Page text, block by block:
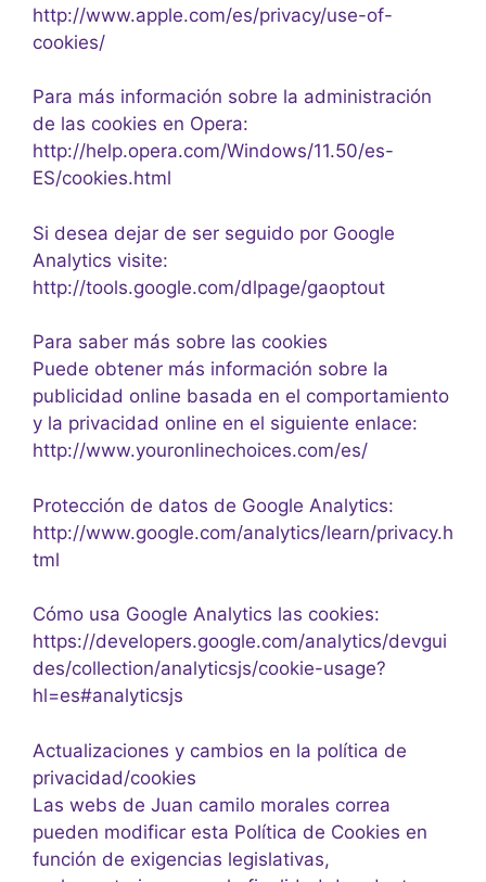
http://www.apple.com/es/privacy/use-of-
cookies/
Para más información sobre la administración
de las cookies en Opera:
http://help.opera.com/Windows/11.50/es-
ES/cookies.html
Si desea dejar de ser seguido por Google
Analytics visite:
http://tools.google.com/dlpage/gaoptout
Para saber más sobre las cookies
Puede obtener más información sobre la
publicidad online basada en el comportamiento
y la privacidad online en el siguiente enlace:
http://www.youronlinechoices.com/es/
Protección de datos de Google Analytics:
http://www.google.com/analytics/learn/privacy.h
tml
Cómo usa Google Analytics las cookies:
https://developers.google.com/analytics/devgui
des/collection/analyticsjs/cookie-usage?
hl=es#analyticsjs
Actualizaciones y cambios en la política de
privacidad/cookies
Las webs de Juan camilo morales correa
pueden modificar esta Política de Cookies en
función de exigencias legislativas,